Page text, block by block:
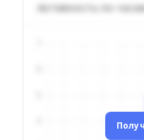
Активность по